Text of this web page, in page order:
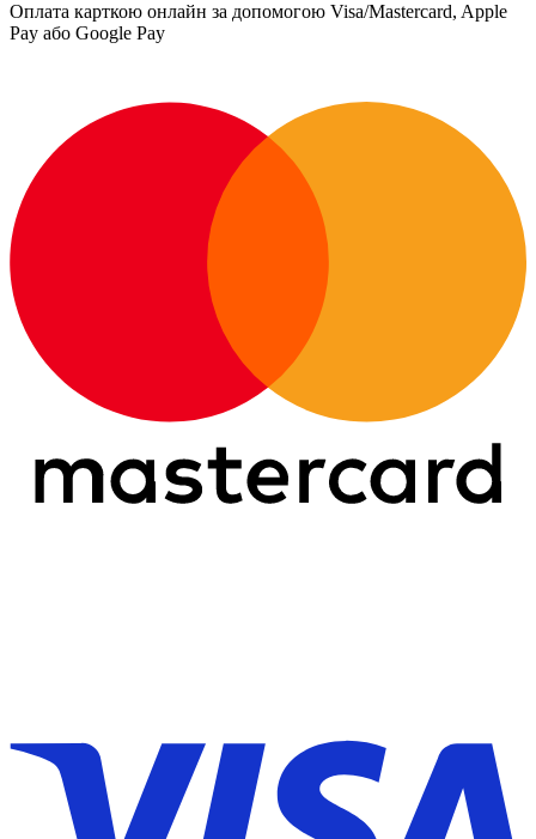
Оплата карткою онлайн за допомогою Visa/Mastercard, Apple
Pay або Google Pay